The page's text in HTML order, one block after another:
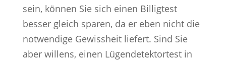
sein, können Sie sich einen Billigtest
besser gleich sparen, da er eben nicht die
notwendige Gewissheit liefert. Sind Sie
aber willens, einen Lügendetektortest in